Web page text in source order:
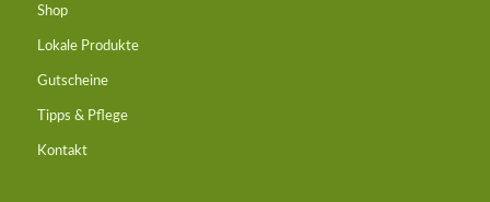
Shop
Lokale Produkte
Gutscheine
Tipps & Pflege
Kontakt